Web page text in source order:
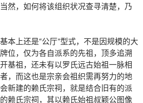
然，如何将该组织状况查寻清楚，乃
本上还是“公厅”型式，不是因规模的大
位，仅为各自派系的先祖，顶多追溯
基祖，还未有以罗氏远古始祖一脉相
，而这也是宗亲会祖织需再努力的地
新建的赖氏宗祠，就是结合旧有的派
赖氏宗祠，其以赖氏始祖叔颖公图像